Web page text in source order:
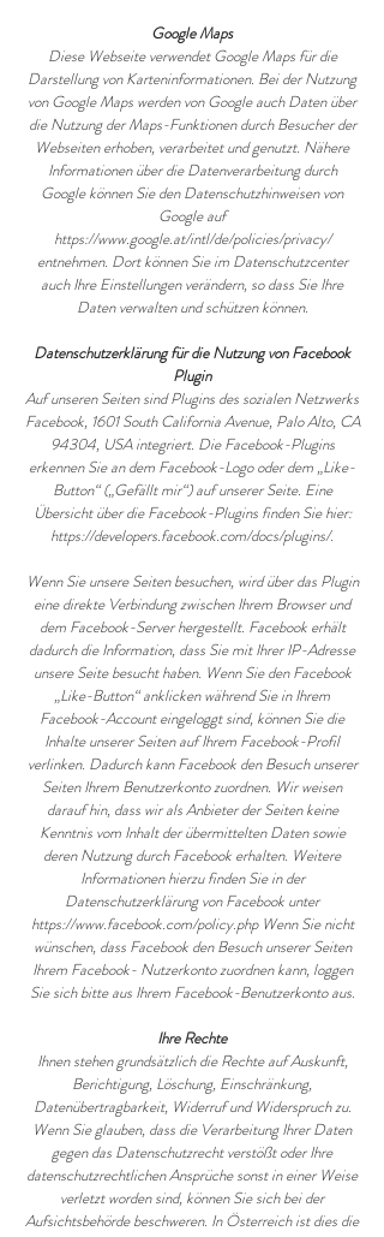
Google Maps
Diese Webseite verwendet Google Maps für die
Darstellung von Karteninformationen. Bei der Nutzung
von Google Maps werden von Google auch Daten über
die Nutzung der Maps-Funktionen durch Besucher der
Webseiten erhoben, verarbeitet und genutzt. Nähere
Informationen über die Datenverarbeitung durch
Google können Sie den Datenschutzhinweisen von
Google auf
https://www.google.at/intl/de/policies/privacy/
entnehmen. Dort können Sie im Datenschutzcenter
auch Ihre Einstellungen verändern, so dass Sie Ihre
Daten verwalten und schützen können.
Datenschutzerklärung für die Nutzung von Facebook
Plugin
Auf unseren Seiten sind Plugins des sozialen Netzwerks
Facebook, 1601 South California Avenue, Palo Alto, CA
94304, USA integriert. Die Facebook-Plugins
erkennen Sie an dem Facebook-Logo oder dem „Like-
Button“ („Gefällt mir“) auf unserer Seite. Eine
Übersicht über die Facebook-Plugins finden Sie hier:
https://developers.facebook.com/docs/plugins/.
Wenn Sie unsere Seiten besuchen, wird über das Plugin
eine direkte Verbindung zwischen Ihrem Browser und
dem Facebook-Server hergestellt. Facebook erhält
dadurch die Information, dass Sie mit Ihrer IP-Adresse
unsere Seite besucht haben. Wenn Sie den Facebook
„Like-Button“ anklicken während Sie in Ihrem
Facebook-Account eingeloggt sind, können Sie die
Inhalte unserer Seiten auf Ihrem Facebook-Profil
verlinken. Dadurch kann Facebook den Besuch unserer
Seiten Ihrem Benutzerkonto zuordnen. Wir weisen
darauf hin, dass wir als Anbieter der Seiten keine
Kenntnis vom Inhalt der übermittelten Daten sowie
deren Nutzung durch Facebook erhalten. Weitere
Informationen hierzu finden Sie in der
Datenschutzerklärung von Facebook unter
https://www.facebook.com/policy.php Wenn Sie nicht
wünschen, dass Facebook den Besuch unserer Seiten
Ihrem Facebook- Nutzerkonto zuordnen kann, loggen
Sie sich bitte aus Ihrem Facebook-Benutzerkonto aus.
Ihre Rechte
Ihnen stehen grundsätzlich die Rechte auf Auskunft,
Berichtigung, Löschung, Einschränkung,
Datenübertragbarkeit, Widerruf und Widerspruch zu.
Wenn Sie glauben, dass die Verarbeitung Ihrer Daten
gegen das Datenschutzrecht verstößt oder Ihre
datenschutzrechtlichen Ansprüche sonst in einer Weise
verletzt worden sind, können Sie sich bei der
Aufsichtsbehörde beschweren. In Österreich ist dies die